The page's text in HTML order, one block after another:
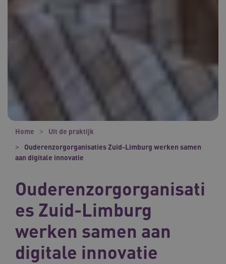
Home
Uit de praktijk
Ouderenzorgorganisaties Zuid-Limburg werken samen
aan digitale innovatie
Ouderenzorgorganisati
es Zuid-Limburg
werken samen aan
digitale innovatie